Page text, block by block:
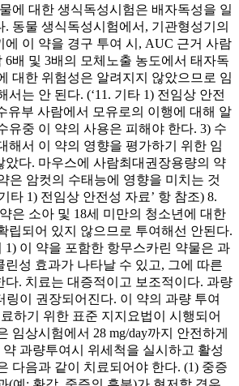
에 대한 생식독성시험은 배자독성을 일
. 동물 생식독성시험에서, 기관형성기의
에 이 약을 경구 투여 시, AUC 근거 사람
6배 및 3배의 모체노출 농도에서 태자독
대한 위험성은 알려지지 않았으므로 임
서는 안 된다. (‘11. 기타 1) 전임상 안전
유부 사람에서 모유로의 이행에 대해 알
유중 이 약의 사용은 피해야 한다. 3) 수
해서 이 약의 영향을 평가하기 위한 임
았다. 마우스에 사람최대권장용량의 약
은 암컷의 수태능에 영향을 미치는 것
타 1) 전임상 안전성 자료’ 항 참조) 8.
은 소아 및 18세 미만의 청소년에 대한
립되어 있지 않으므로 투여해선 안된다.
1) 이 약을 포함한 항무스카린 약물은 과
린성 효과가 나타날 수 있고, 그에 따른
다. 치료는 대증적이고 보조적이다. 과량
링이 권장되어진다. 이 약의 과량 투여
하기 위한 표준 지지요법이 시행되어
임상시험에서 28 mg/day까지 안전하게
과량투여시 위세척을 실시하고 활성
다음과 같이 치료되어야 한다. (1) 중증